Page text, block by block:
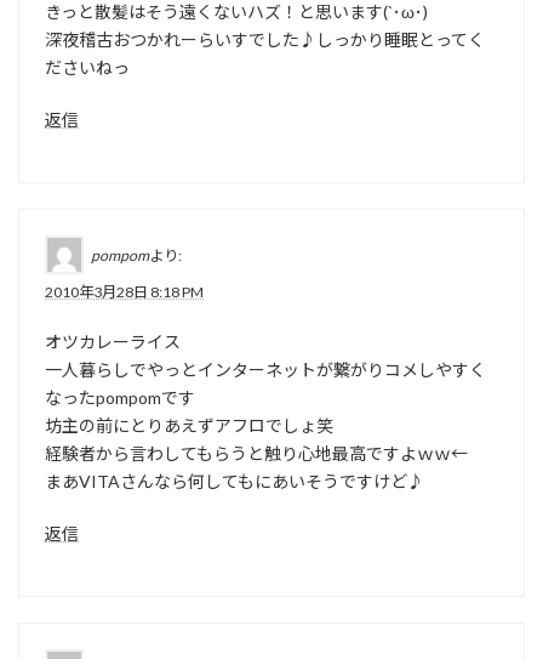
きっと散髪はそう遠くないハズ！と思います(`･ω･)
深夜稽古おつかれーらいすでした♪しっかり睡眠とってく
ださいねっ
返信
pompomより:
2010年3月28日 8:18 PM
オツカレーライス
一人暮らしでやっとインターネットが繋がりコメしやすく
なったpompomです
坊主の前にとりあえずアフロでしょ笑
経験者から言わしてもらうと触り心地最高ですよｗｗ←
まあVITAさんなら何してもにあいそうですけど♪
返信